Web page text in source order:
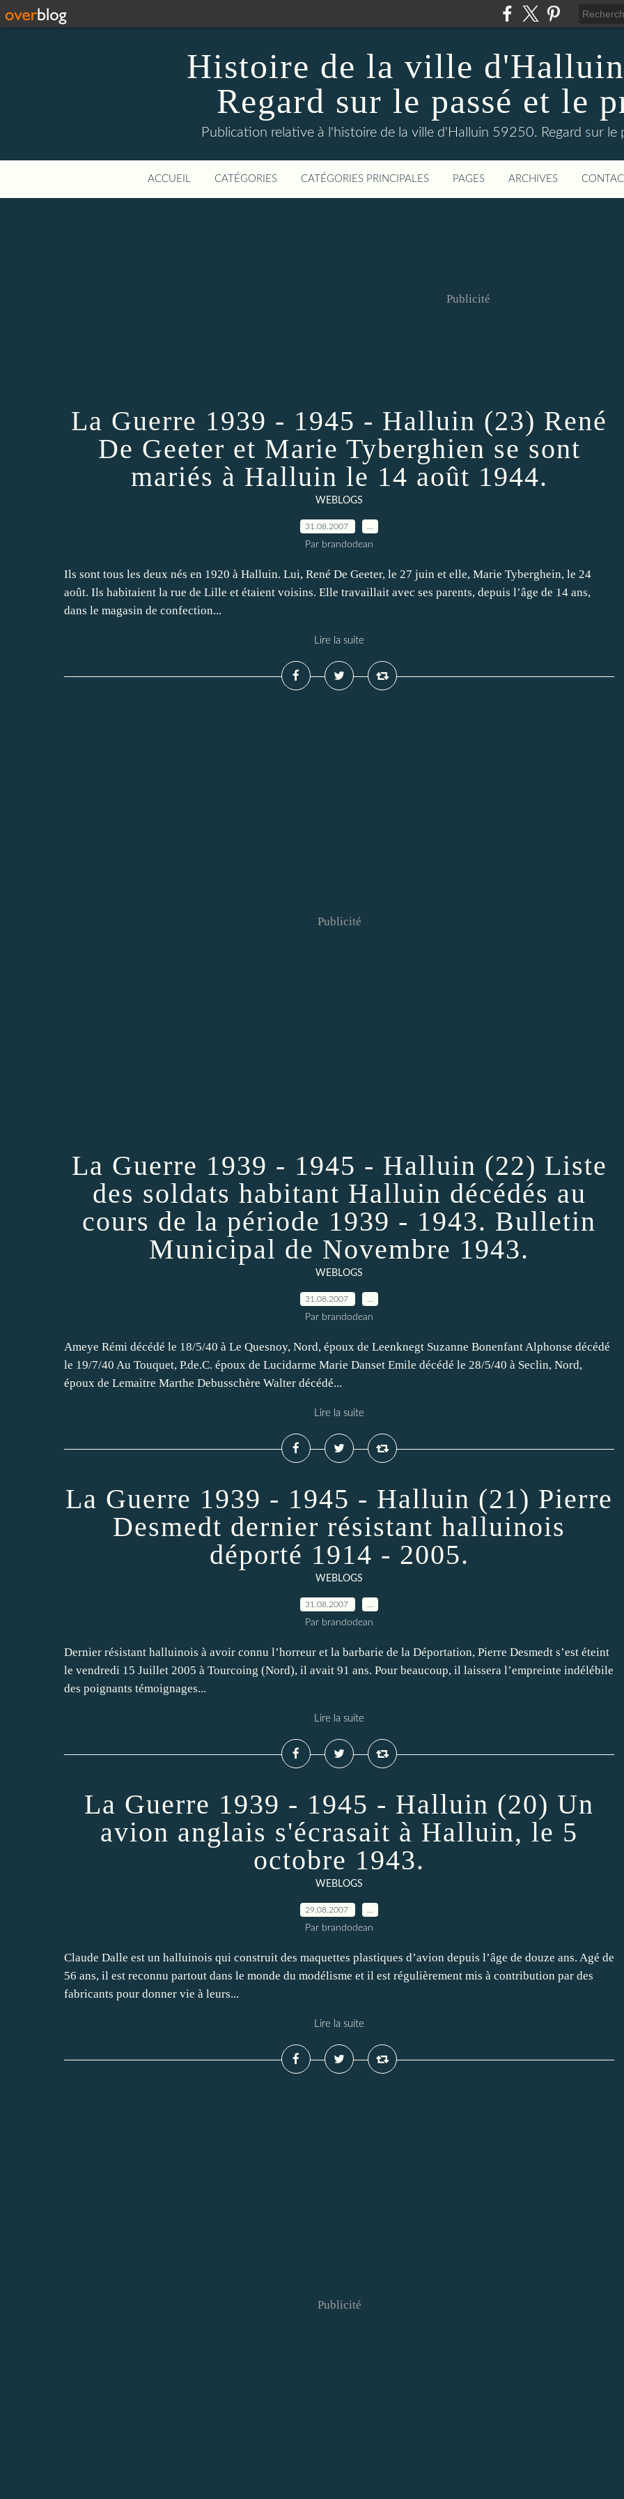
Histoire de la ville
Regard sur le passé et le
Publication relative à l'histoire de la ville d'Halluin 59250. Regard sur le
ACCUEIL CATÉGORIES CATÉGORIES PRINCIPALES PAGES ARCHIVES
Publicité
La Guerre 1939 - 1945 - Halluin (23) René
De Geeter et Marie Tyberghien se sont
mariés à Halluin le 14 août 1944.
WEBLOGS
31.08.2007
Par brandodean
Ils sont tous les deux nés en 1920 à Halluin. Lui, René De Geeter, le 27 juin et elle, Marie Tyberghein, le 24
août. Ils habitaient la rue de Lille et étaient voisins. Elle travaillait avec ses parents, depuis l’âge de 14 ans,
dans le magasin de confection...
Lire la suite
Publicité
La Guerre 1939 - 1945 - Halluin (22) Liste
des soldats habitant Halluin décédés au
cours de la période 1939 - 1943. Bulletin
Municipal de Novembre 1943.
WEBLOGS
31.08.2007
Par brandodean
Ameye Rémi décédé le 18/5/40 à Le Quesnoy, Nord, époux de Leenknegt Suzanne Bonenfant Alphonse décédé
le 19/7/40 Au Touquet, P.de.C. époux de Lucidarme Marie Danset Emile décédé le 28/5/40 à Seclin, Nord,
époux de Lemaitre Marthe Debusschère Walter décédé...
Lire la suite
La Guerre 1939 - 1945 - Halluin (21) Pierre
Desmedt dernier résistant halluinois
déporté 1914 - 2005.
WEBLOGS
31.08.2007
Par brandodean
Dernier résistant halluinois à avoir connu l’horreur et la barbarie de la Déportation, Pierre Desmedt s’est éteint
le vendredi 15 Juillet 2005 à Tourcoing (Nord), il avait 91 ans. Pour beaucoup, il laissera l’empreinte indélébile
des poignants témoignages...
Lire la suite
La Guerre 1939 - 1945 - Halluin (20) Un
avion anglais s'écrasait à Halluin, le 5
octobre 1943.
WEBLOGS
29.08.2007
Par brandodean
Claude Dalle est un halluinois qui construit des maquettes plastiques d’avion depuis l’âge de douze ans. Agé de
56 ans, il est reconnu partout dans le monde du modélisme et il est régulièrement mis à contribution par des
fabricants pour donner vie à leurs...
Lire la suite
Publicité